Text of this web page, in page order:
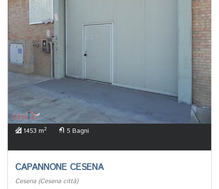
1453 m2 5 Bagni
CAPANNONE CESENA
Cesena (Cesena città)